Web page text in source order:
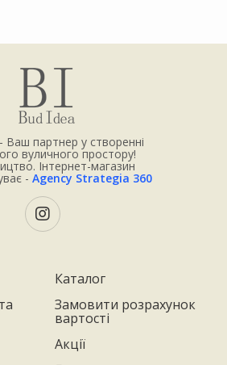
Ваш партнер у створенні
вуличного простору!
Інтернет-магазин
- Agency Strategia 360
Каталог
Замовити розрахунок
вартості
Акції